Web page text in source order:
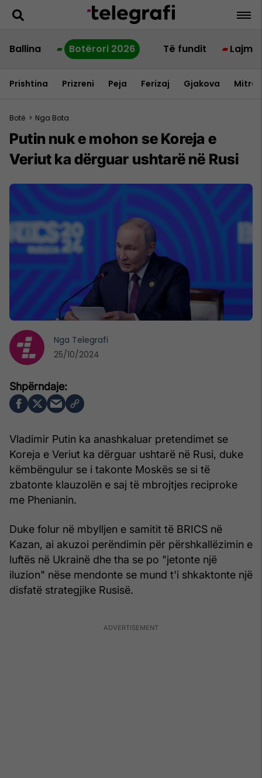
Ballina Botërori 2026 Të fundit Lajme
Prishtina Prizreni Peja Ferizaj Gjakova
Botë > Nga Bota
Putin nuk e mohon se Koreja e
Veriut ka dërguar ushtarë në Rusi
Vladimir Putin ka anashkaluar pretendimet se
Koreja e Veriut ka dërguar ushtarë në Rusi, duke
këmbëngulur se i takonte Moskës se si të
zbatonte klauzolën e saj të mbrojtjes reciproke
me Phenianin.
Duke folur në mbylljen e samitit të BRICS në
Kazan, ai akuzoi perëndimin për përshkallëzimin e
luftës në Ukrainë dhe tha se po "jetonte një
iluzion" nëse mendonte se mund t'i shkaktonte një
disfatë strategjike Rusisë.
Nga Telegrafi
25/10/2024